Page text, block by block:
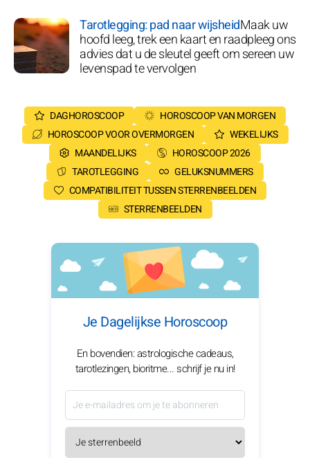
Tarotlegging: pad naar wijsheidMaak uw
hoofd leeg, trek een kaart en raadpleeg ons
advies dat u de sleutel geeft om sereen uw
levenspad te vervolgen
DAGHOROSCOOP
HOROSCOOP VAN MORGEN
HOROSCOOP VOOR OVERMORGEN
WEKELIJKS
MAANDELIJKS
HOROSCOOP 2026
TAROTLEGGING
GELUKSNUMMERS
COMPATIBILITEIT TUSSEN STERRENBEELDEN
STERRENBEELDEN
Je Dagelijkse Horoscoop
En bovendien: astrologische cadeaus,
tarotlezingen, bioritme... schrijf je nu in!